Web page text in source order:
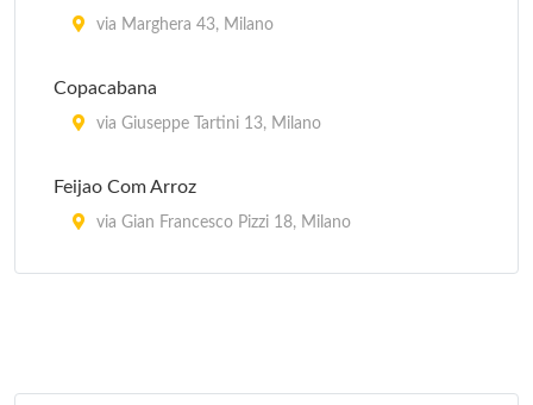
via Marghera 43, Milano
Copacabana
via Giuseppe Tartini 13, Milano
Feijao Com Arroz
via Gian Francesco Pizzi 18, Milano